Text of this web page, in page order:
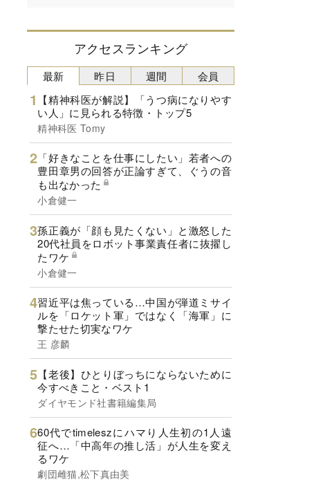
アクセスランキング
最新
【精神科医が解説】「うつ病になりやす
い人」に見られる特徴・トップ5
精神科医 Tomy
「好きなことを仕事にしたい」若者への
豊田章男の回答が正論すぎて、ぐうの音
も出なかった
小倉健一
孫正義が「顔も見たくない」と激怒した
20代社員をロボット事業責任者に抜擢し
たワケ
小倉健一
習近平は焦っている…中国が弾道ミサイ
ルを「ロケット軍」ではなく「海軍」に
撃たせた切実なワケ
王 彦麟
【老後】ひとりぼっちにならないために
今すべきこと・ベスト1
ダイヤモンド社書籍編集局
60代でtimeleszにハマり人生初の1人遠
征へ…「中高年の推し活」が人生を変え
るワケ
劇団雌猫,松下真由美
昨日 週間 会員